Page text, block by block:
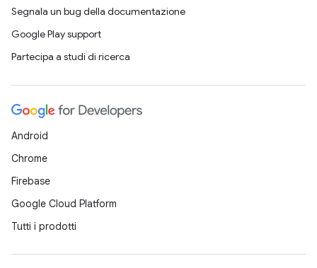
Segnala un bug della documentazione
Google Play support
Partecipa a studi di ricerca
Android
Chrome
Firebase
Google Cloud Platform
Tutti i prodotti